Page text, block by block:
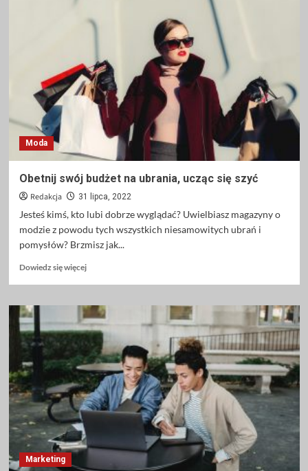
Moda
Obetnij swój budżet na ubrania, ucząc się szyć
Redakcja 31 lipca, 2022
Jesteś kimś, kto lubi dobrze wyglądać? Uwielbiasz magazyny o
modzie z powodu tych wszystkich niesamowitych ubrań i
pomysłów? Brzmisz jak...
Dowiedz się więcejDowiedz
o
Obetnij
swój
budżet
na
ubrania,
ucząc
się
szyć
Marketing